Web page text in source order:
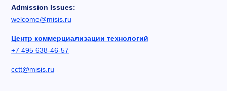
Admission Issues:
welcome@misis.ru
Центр коммерциализации технологий
+7 495 638-46-57
cctt@misis.ru